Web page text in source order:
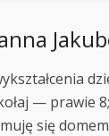
— prawie
się